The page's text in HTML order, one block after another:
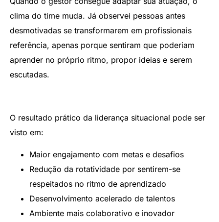
clima do time muda. Já observei pessoas antes
desmotivadas se transformarem em profissionais
referência, apenas porque sentiram que poderiam
aprender no próprio ritmo, propor ideias e serem
escutadas.
O resultado prático da liderança situacional pode ser
visto em:
Maior engajamento com metas e desafios
Redução da rotatividade por sentirem-se
respeitados no ritmo de aprendizado
Desenvolvimento acelerado de talentos
Ambiente mais colaborativo e inovador